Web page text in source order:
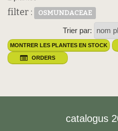
filter : OSMUNDACEAE
Trier par:
MONTRER LES PLANTES EN STOCK
ORDERS
catalogus